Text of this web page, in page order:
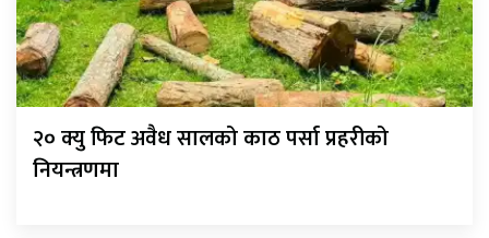
२० क्यु फिट अवैध सालको काठ पर्सा प्रहरीको
नियन्त्रणमा